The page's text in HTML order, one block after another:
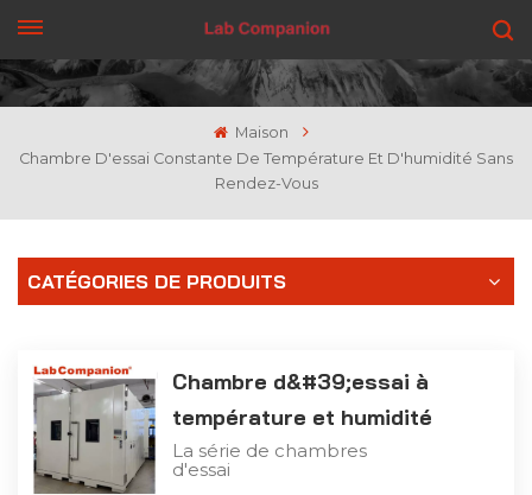
OBTENEZ UN DEVIS
Maison
Chambre D'essai Constante De Température Et D'humidité Sans
Rendez-Vous
CATÉGORIES DE PRODUITS
Chambre d&#39;essai à
température et humidité
constantes
La série de chambres
d'essai